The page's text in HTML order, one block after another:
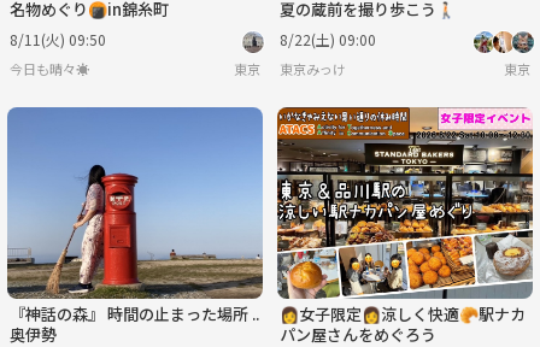
名物めぐり🍘in錦糸町
8/11(火) 09:50
今日も晴々☀️ 東京
夏の蔵前を撮り歩こう🚶🏻
8/22(土) 09:00
東京みっけ 東京
『神話の森』 時間の止まった場所 ..
奥伊勢
👩女子限定👩涼しく快適🥐駅ナカ
パン屋さんをめぐろう